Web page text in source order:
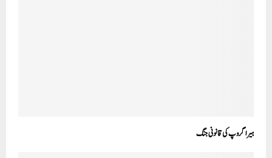
ہیراگروپ کی قانونی جنگ